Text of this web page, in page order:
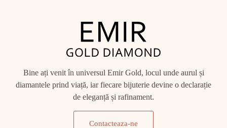
Bine ați venit în universul Emir Gold, locul unde aurul și
diamantele prind viață, iar fiecare bijuterie devine o declarație
de eleganță și rafinament.
Contacteaza-ne